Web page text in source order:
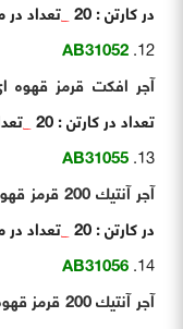
در کارتن : 20
_تعداد در
AB31052
آجر افكت قرمز قهوه اي
تعداد در کارتن : 20
_
AB31055
آجر آنتيك 200 قرمز قهوه اي
در کارتن : 20
_تعداد در
AB31056
آجر آنتيك 200 قرمز قهوه اي ارغوان